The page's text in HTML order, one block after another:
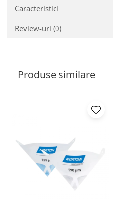
Agent dilutie vopsea apa
Diluant nitro
2.9 VOPSELE AUTO
Vopsea Spray
2.10 LAC AUTO
Lac auto MS
Caracteristici
Review-uri (0)
Produse similare